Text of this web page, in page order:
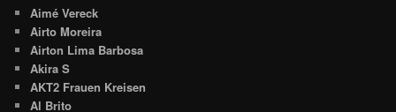
Aimé Vereck
Airto Moreira
Airton Lima Barbosa
Akira S
AKT2 Frauen Kreisen
Al Brito